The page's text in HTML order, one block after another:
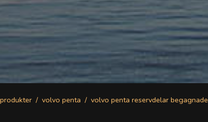
produkter volvo penta volvo penta reservdelar begagnade